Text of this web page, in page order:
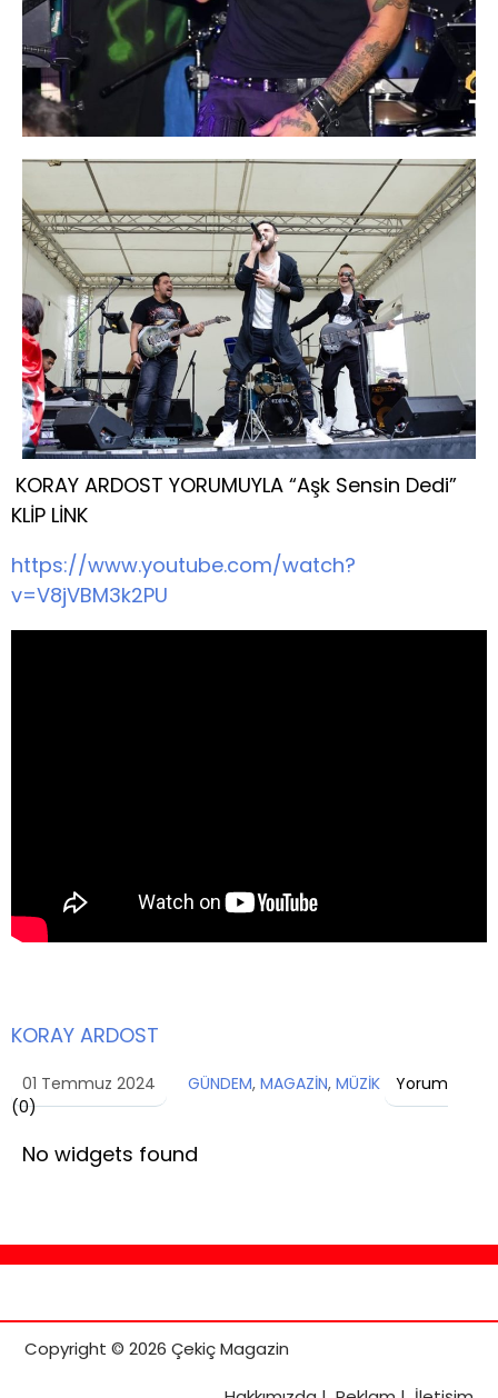
KORAY ARDOST YORUMUYLA “Aşk Sensin Dedi”
KLİP LİNK
https://www.youtube.com/watch?
v=V8jVBM3k2PU
KORAY ARDOST
01 Temmuz 2024 GÜNDEM, MAGAZİN, MÜZİK
Yorum
(0)
No widgets found
Copyright © 2026 Çekiç Magazin